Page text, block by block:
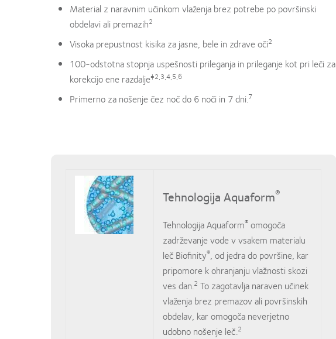
Material z naravnim učinkom vlaženja brez potrebe po površinski
obdelavi ali premazih2
Visoka prepustnost kisika za jasne, bele in zdrave oči2
100-odstotna stopnja uspešnosti prileganja in prileganje kot pri leči za
korekcijo ene razdalje‡2,3,4,5,6
Primerno za nošenje čez noč do 6 noči in 7 dni.7
Tehnologija Aquaform®
Tehnologija Aquaform® omogoča
zadrževanje vode v vsakem materialu
leč Biofinity®, od jedra do površine, kar
pripomore k ohranjanju vlažnosti skozi
ves dan.2 To zagotavlja naraven učinek
vlaženja brez premazov ali površinskih
obdelav, kar omogoča neverjetno
udobno nošenje leč.2